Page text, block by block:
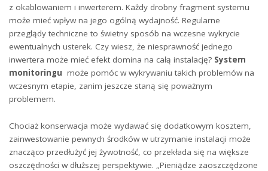
z okablowaniem i inwerterem. ‍Każdy drobny fragment systemu
może mieć wpływ na jego ogólną wydajność. Regularne
przeglądy techniczne ​to świetny‌ sposób na wczesne wykrycie
ewentualnych usterek. Czy wiesz, że niesprawność⁤ jednego
inwertera może mieć efekt domina na całą instalację? System
monitoringu ‌ może pomóc w wykrywaniu takich problemów‌ na
wczesnym etapie, zanim jeszcze ​staną się⁤ poważnym
⁣problemem.
Chociaż konserwacja ⁢może wydawać się dodatkowym kosztem,
zainwestowanie pewnych⁤ środków w utrzymanie instalacji może
znacząco przedłużyć jej żywotność, co przekłada się‍ na ⁢większe
oszczędności w dłuższej perspektywie.‍ „Pieniądze zaoszczędzone